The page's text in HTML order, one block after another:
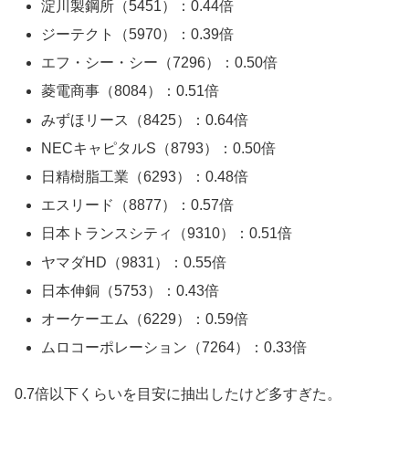
淀川製鋼所（5451）：0.44倍
ジーテクト（5970）：0.39倍
エフ・シー・シー（7296）：0.50倍
菱電商事（8084）：0.51倍
みずほリース（8425）：0.64倍
NECキャピタルS（8793）：0.50倍
日精樹脂工業（6293）：0.48倍
エスリード（8877）：0.57倍
日本トランスシティ（9310）：0.51倍
ヤマダHD（9831）：0.55倍
日本伸銅（5753）：0.43倍
オーケーエム（6229）：0.59倍
ムロコーポレーション（7264）：0.33倍
0.7倍以下くらいを目安に抽出したけど多すぎた。